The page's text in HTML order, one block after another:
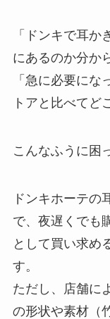
「ドンキで耳か
にあるのか分か
「急に必要にな
トアと比べてど
こんなふうに困
ドンキホーテの
で、夜遅くでも
として買い求め
す。
ただし、店舗に
の形状や素材（